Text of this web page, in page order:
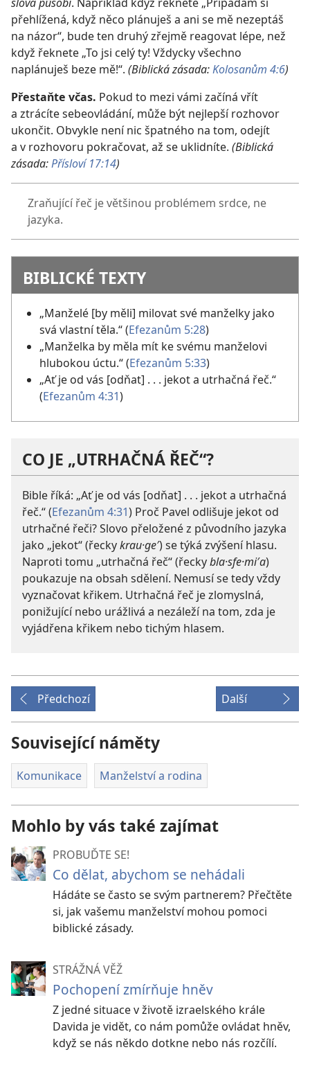
přehlížená, když něco plánuješ a ani se mě nezeptáš
na názor“, bude ten druhý zřejmě reagovat lépe, než
když řeknete „To jsi celý ty! Vždycky všechno
naplánuješ beze mě!“. (Biblická zásada:Kolosanům 4:6)
Přestaňte včas. Pokud to mezi vámi začíná vřít
a ztrácíte sebeovládání, může být nejlepší rozhovor
ukončit. Obvykle není nic špatného na tom, odejít
a v rozhovoru pokračovat, až se uklidníte. (Biblická
zásada:Přísloví 17:14)
Zraňující řeč je většinou problémem srdce, ne
jazyka.
BIBLICKÉ TEXTY
„Manželé [by měli] milovat své manželky jako
svá vlastní těla.“ (Efezanům 5:28)
„Manželka by měla mít ke svému manželovi
hlubokou úctu.“ (Efezanům 5:33)
„Ať je od vás [odňat] . . . jekot a utrhačná řeč.“
(Efezanům 4:31)
CO JE „UTRHAČNÁ ŘEČ“?
Bible říká: „Ať je od vás [odňat] . . . jekot a utrhačná
řeč.“ (Efezanům 4:31) Proč Pavel odlišuje jekot od
utrhačné řeči? Slovo přeložené z původního jazyka
jako „jekot“ (řeckykrau·ge′) se týká zvýšení hlasu.
Naproti tomu „utrhačná řeč“ (řeckybla·sfe·mi′a)
poukazuje na obsah sdělení. Nemusí se tedy vždy
vyznačovat křikem. Utrhačná řeč je zlomyslná,
ponižující nebo urážlivá a nezáleží na tom, zda je
vyjádřena křikem nebo tichým hlasem.
Předchozí Další
Související náměty
Komunikace Manželství a rodina
Mohlo by vás také zajímat
PROBUĎTE SE!
Co dělat, abychom se nehádali
Hádáte se často se svým partnerem? Přečtěte
si, jak vašemu manželství mohou pomoci
biblické zásady.
STRÁŽNÁ VĚŽ
Pochopení zmírňuje hněv
Z jedné situace v životě izraelského krále
Davida je vidět, co nám pomůže ovládat hněv,
když se nás někdo dotkne nebo nás rozčílí.